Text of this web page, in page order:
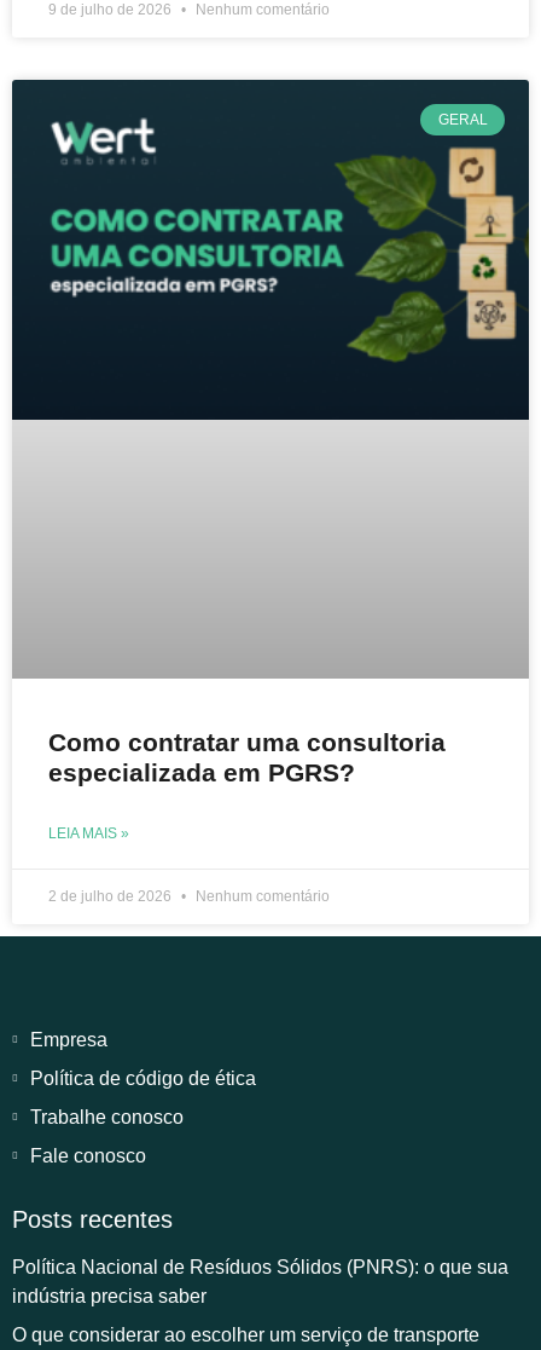
9 de julho de 2026 Nenhum comentário
GERAL
Como contratar uma consultoria
especializada em PGRS?
LEIA MAIS »
2 de julho de 2026 Nenhum comentário
Empresa
Política de código de ética
Trabalhe conosco
Fale conosco
Posts recentes
Política Nacional de Resíduos Sólidos (PNRS): o que sua
indústria precisa saber
O que considerar ao escolher um serviço de transporte